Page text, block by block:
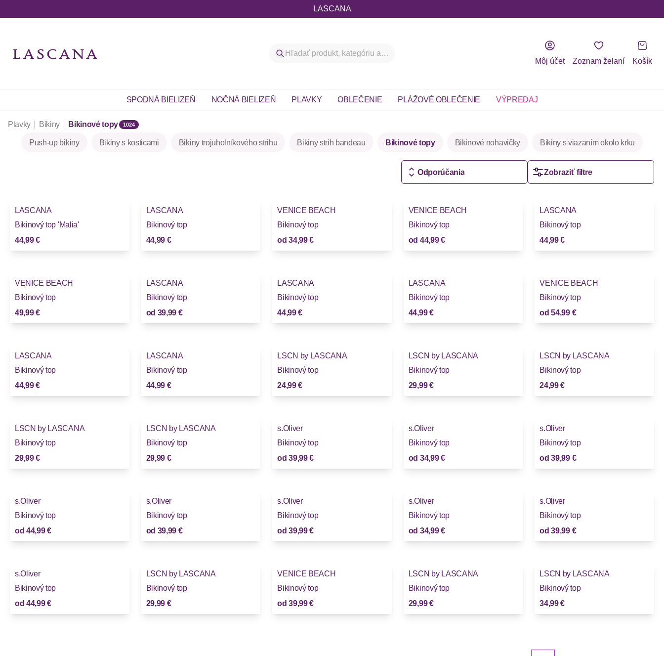
LASCANA
Môj účet Zoznam želaní Košík
SPODNÁ BIELIZEŇ NOČNÁ BIELIZEŇ PLAVKY OBLEČENIE PLÁŽOVÉ OBLEČENIE VÝPREDAJ
Plavky Bikiny Bikinové topy 1024
Push-up bikiny Bikiny s kosticami Bikiny trojuholníkového strihu Bikiny strih bandeau Bikinové topy Bikinové nohavičky Bikiny s viazaním okolo krku
Odporúčania Zobraziť filtre
Novinky
LASCANA
Bikinový top 'Malia'
44,99 €
LASCANA
Bikinový top
44,99 €
VENICE BEACH
Bikinový top
od 34,99 €
VENICE BEACH
Bikinový top
od 44,99 €
LASCANA
Bikinový top
44,99 €
VENICE BEACH
Bikinový top
49,99 €
LASCANA
Bikinový top
od 39,99 €
LASCANA
Bikinový top
44,99 €
LASCANA
Bikinový top
44,99 €
VENICE BEACH
Bikinový top
od 54,99 €
LASCANA
Bikinový top
44,99 €
LASCANA
Bikinový top
44,99 €
LSCN by LASCANA
Bikinový top
24,99 €
LSCN by LASCANA
Bikinový top
29,99 €
LSCN by LASCANA
Bikinový top
24,99 €
LSCN by LASCANA
Bikinový top
29,99 €
LSCN by LASCANA
Bikinový top
29,99 €
s.Oliver
Bikinový top
od 39,99 €
s.Oliver
Bikinový top
od 34,99 €
s.Oliver
Bikinový top
od 39,99 €
s.Oliver
Bikinový top
od 44,99 €
s.Oliver
Bikinový top
od 39,99 €
s.Oliver
Bikinový top
od 39,99 €
s.Oliver
Bikinový top
od 34,99 €
s.Oliver
Bikinový top
od 39,99 €
s.Oliver
Bikinový top
od 44,99 €
LSCN by LASCANA
Bikinový top
29,99 €
VENICE BEACH
Bikinový top
od 39,99 €
LSCN by LASCANA
Bikinový top
29,99 €
LSCN by LASCANA
Bikinový top
34,99 €